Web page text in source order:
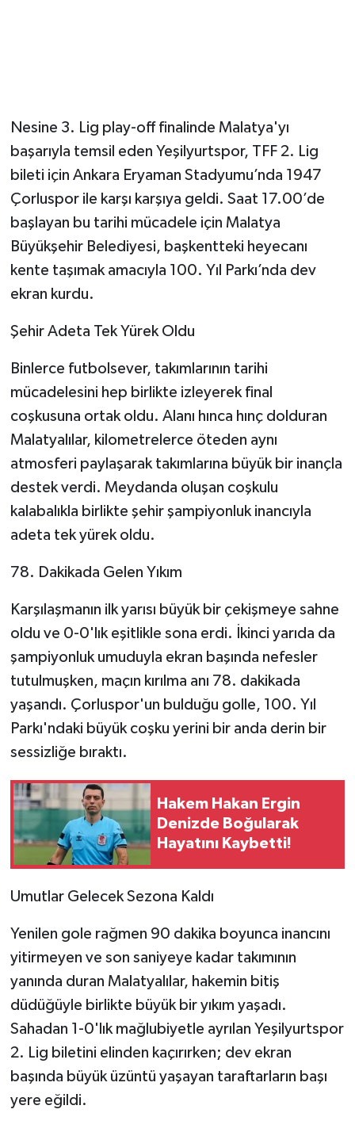
Nesine 3. Lig play-off finalinde Malatya'yı
başarıyla temsil eden Yeşilyurtspor, TFF 2. Lig
bileti için Ankara Eryaman Stadyumu’nda 1947
Çorluspor ile karşı karşıya geldi. Saat 17.00’de
başlayan bu tarihi mücadele için Malatya
Büyükşehir Belediyesi, başkentteki heyecanı
kente taşımak amacıyla 100. Yıl Parkı’nda dev
ekran kurdu.
Şehir Adeta Tek Yürek Oldu
Binlerce futbolsever, takımlarının tarihi
mücadelesini hep birlikte izleyerek final
coşkusuna ortak oldu. Alanı hınca hınç dolduran
Malatyalılar, kilometrelerce öteden aynı
atmosferi paylaşarak takımlarına büyük bir inançla
destek verdi. Meydanda oluşan coşkulu
kalabalıkla birlikte şehir şampiyonluk inancıyla
adeta tek yürek oldu.
78. Dakikada Gelen Yıkım
Karşılaşmanın ilk yarısı büyük bir çekişmeye sahne
oldu ve 0-0'lık eşitlikle sona erdi. İkinci yarıda da
şampiyonluk umuduyla ekran başında nefesler
tutulmuşken, maçın kırılma anı 78. dakikada
yaşandı. Çorluspor'un bulduğu golle, 100. Yıl
Parkı'ndaki büyük coşku yerini bir anda derin bir
sessizliğe bıraktı.
Hakem Hakan Ergin
Denizde Boğularak
Hayatını Kaybetti!
Umutlar Gelecek Sezona Kaldı
Yenilen gole rağmen 90 dakika boyunca inancını
yitirmeyen ve son saniyeye kadar takımının
yanında duran Malatyalılar, hakemin bitiş
düdüğüyle birlikte büyük bir yıkım yaşadı.
Sahadan 1-0'lık mağlubiyetle ayrılan Yeşilyurtspor
2. Lig biletini elinden kaçırırken; dev ekran
başında büyük üzüntü yaşayan taraftarların başı
yere eğildi.